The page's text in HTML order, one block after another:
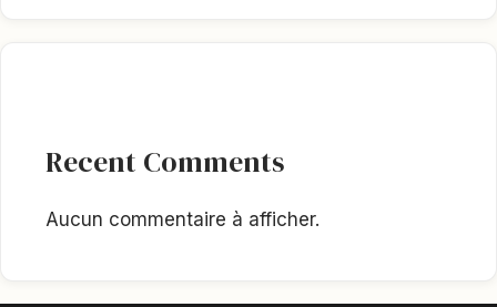
Recent Comments
Aucun commentaire à afficher.